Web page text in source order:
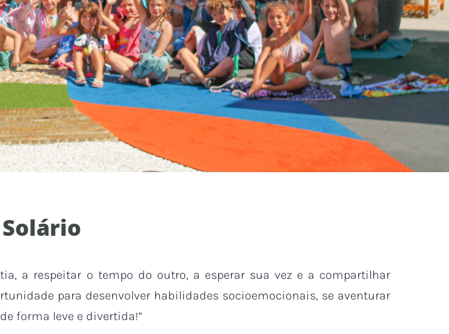
Solário
a respeitar o tempo do outro, a esperar sua vez e a compartilhar
para desenvolver habilidades socioemocionais, se aventurar
forma leve e divertida!”